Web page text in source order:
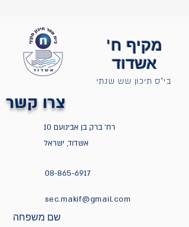
מקיף ח'
אשדוד
בי"ס תיכון שש שנתי
רח' ברק בן אבינועם 10
אשדוד, ישראל
08-865-6917
sec.makif@gmail.com
שם משפחה
צרו קשר